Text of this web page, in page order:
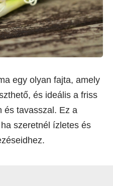
egy olyan fajta, amely
és ideális a friss
és tavasszal. Ez a
szeretnél ízletes és